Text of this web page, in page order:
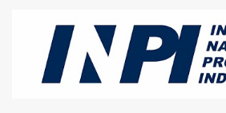
continuam sendo destruídos em ritmo
Bacia do Congo, passando pelas florestas
pressão sobre os ecossistemas tropicais
dramaticamente nas últimas décadas. O